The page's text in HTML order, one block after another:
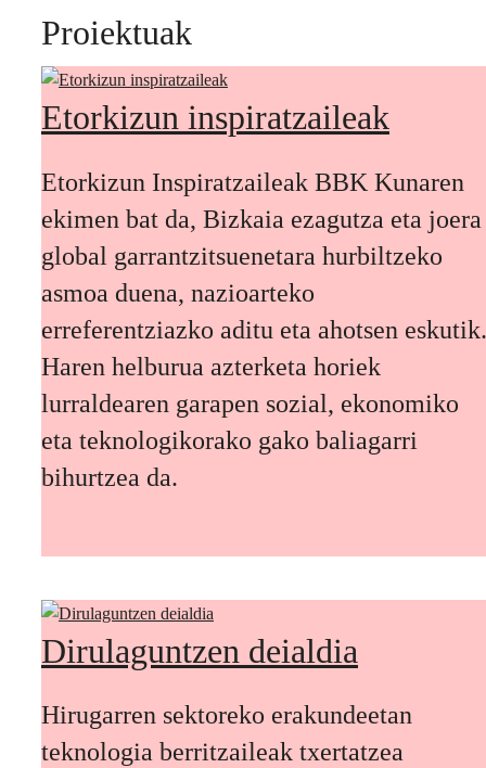
Proiektuak
Etorkizun inspiratzaileak
Etorkizun Inspiratzaileak BBK Kunaren
ekimen bat da, Bizkaia ezagutza eta joera
global garrantzitsuenetara hurbiltzeko
asmoa duena, nazioarteko
erreferentziazko aditu eta ahotsen eskutik.
Haren helburua azterketa horiek
lurraldearen garapen sozial, ekonomiko
eta teknologikorako gako baliagarri
bihurtzea da.
Dirulaguntzen deialdia
Hirugarren sektoreko erakundeetan
teknologia berritzaileak txertatzea